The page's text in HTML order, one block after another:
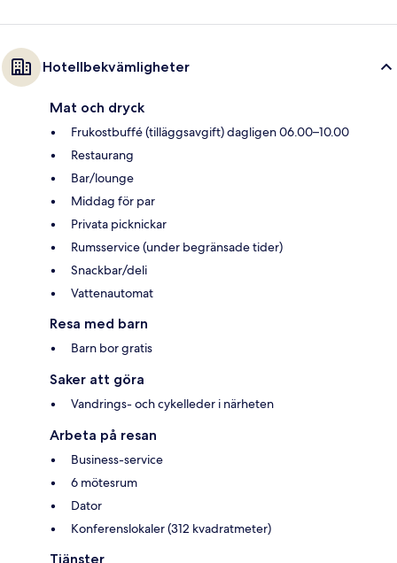
Hotellbekvämligheter
Mat och dryck
Frukostbuffé (tilläggsavgift) dagligen 06.00–10.00
Restaurang
Bar/lounge
Middag för par
Privata picknickar
Rumsservice (under begränsade tider)
Snackbar/deli
Vattenautomat
Resa med barn
Barn bor gratis
Saker att göra
Vandrings- och cykelleder i närheten
Arbeta på resan
Business-service
6 mötesrum
Dator
Konferenslokaler (312 kvadratmeter)
Tjänster